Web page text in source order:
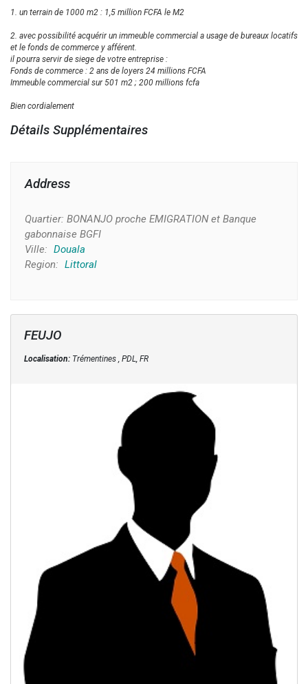
1. un terrain de 1000 m2 : 1,5 million FCFA le M2
2. avec possibilité acquérir un immeuble commercial a usage de bureaux locatifs
et le fonds de commerce y afférent.
il pourra servir de siege de votre entreprise :
Fonds de commerce : 2 ans de loyers 24 millions FCFA
Immeuble commercial sur 501 m2 ; 200 millions fcfa
Bien cordialement
Détails Supplémentaires
Address
Quartier: BONANJO proche EMIGRATION et Banque
gabonnaise BGFI
Ville: Douala
Region: Littoral
FEUJO
Localisation:Trémentines , PDL, FR